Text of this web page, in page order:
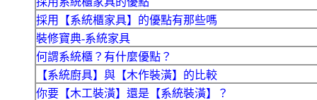
採用【系統櫃家具】的優點有那些嗎
裝修寶典-系統家具
何謂系統櫃？有什麼優點？
【系統廚具】與【木作裝潢】的比較
你要【木工裝潢】還是【系統裝潢】？